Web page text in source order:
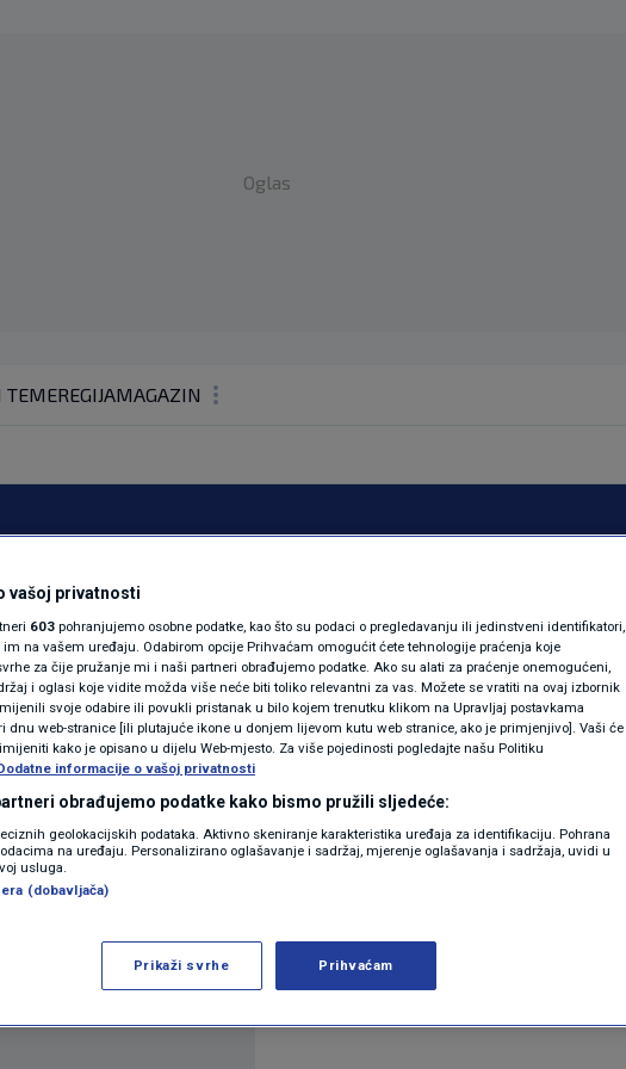
Oglas
TEMEREGIJAMAGAZIN
KOLUMNE
N1(DIS)INFO
FOTO
VIDEO
Ranko Ostojić sveo
strvinara"
poslova Ranka Ostojića (SDP), nakon njegove
u Drnišu optužio glasače HDZ-a
vašoj privatnosti
603 pohranjujemo osobne podatke, kao što su podaci o pregledavanju ili jedinstveni identifikatori,
na vašem uređaju. Odabirom opcije Prihvaćam omogućit ćete tehnologije praćenja koje
za čije pružanje mi i naši partneri obrađujemo podatke. Ako su alati za praćenje onemogućeni,
i oglasi koje vidite možda više neće biti toliko relevantni za vas. Možete se vratiti na ovaj izbornik
svoje odabire ili povukli pristanak u bilo kojem trenutku klikom na Upravljaj postavkama
dnu web-stranice [ili plutajuće ikone u donjem lijevom kutu web stranice, ako je primjenjivo]. Vaši će
kako je opisano u dijelu Web-mjesto. Za više pojedinosti pogledajte našu Politiku
informacije o vašoj privatnosti
obrađujemo podatke kako bismo pružili sljedeće:
geolokacijskih podataka. Aktivno skeniranje karakteristika uređaja za identifikaciju. Pohrana
na uređaju. Personalizirano oglašavanje i sadržaj, mjerenje oglašavanja i sadržaja, uvidi u
usluga.
(dobavljača)
Prikaži svrhe Prihvaćam